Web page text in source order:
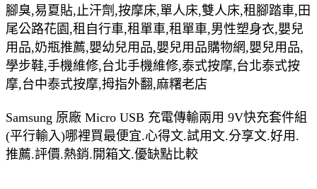
腳臭,易夏貼,止汗劑,按摩床,單人床,雙人床,租腳踏車,田
尾公路花園,租自行車,租單車,租單車,男性塑身衣,嬰兒
用品,奶瓶推薦,嬰幼兒用品,嬰兒用品購物網,嬰兒用品,
學步鞋,手機維修,台北手機維修,泰式按摩,台北泰式按
摩,台中泰式按摩,拇指外翻,麻糬老店
Samsung 原廠 Micro USB 充電傳輸兩用 9V快充套件組
(平行輸入)哪裡買最便宜.心得文.試用文.分享文.好用.
推薦.評價.熱銷.開箱文.優缺點比較